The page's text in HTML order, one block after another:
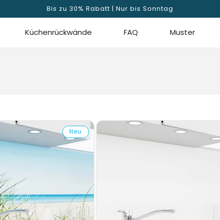
Bis zu 30% Rabatt | Nur bis Sonntag
Küchenrückwände FAQ Muster
Neu